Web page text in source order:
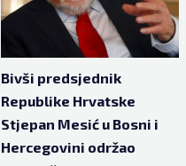
Bivši predsjednik
Republike Hrvatske
Stjepan Mesić u Bosni i
Hercegovini održao